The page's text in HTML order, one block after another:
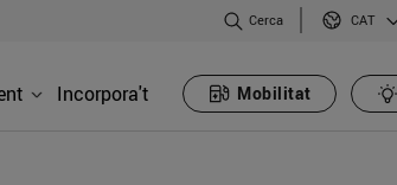
Cerca CAT
Incorpora't Mobilitat